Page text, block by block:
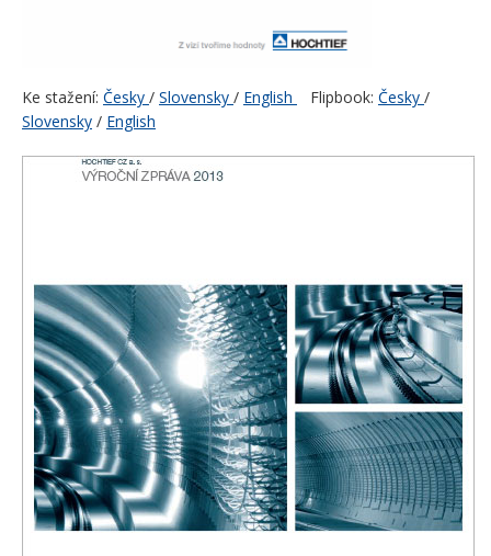
Ke stažení: Česky / Slovensky / English Flipbook: Česky /
Slovensky / English